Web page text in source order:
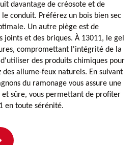
davantage de créosote et de
conduit. Préférez un bois bien sec
Un autre piège est de
joints et des briques. À 13011, le gel
compromettant l'intégrité de la
des produits chimiques pour
allume-feux naturels. En suivant
du ramonage vous assure une
sûre, vous permettant de profiter
en toute sérénité.